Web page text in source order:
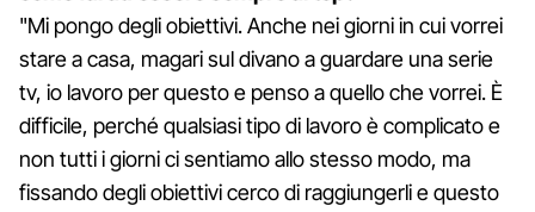
"Mi pongo degli obiettivi. Anche nei giorni in cui vorrei
stare a casa, magari sul divano a guardare una serie
tv, io lavoro per questo e penso a quello che vorrei. È
difficile, perché qualsiasi tipo di lavoro è complicato e
non tutti i giorni ci sentiamo allo stesso modo, ma
fissando degli obiettivi cerco di raggiungerli e questo